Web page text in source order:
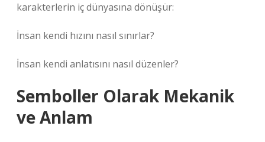
karakterlerin iç dünyasına dönüşür:
İnsan kendi hızını nasıl sınırlar?
İnsan kendi anlatısını nasıl düzenler?
Semboller Olarak Mekanik
ve Anlam